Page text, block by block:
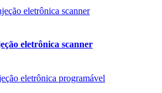
eletrônica scanner